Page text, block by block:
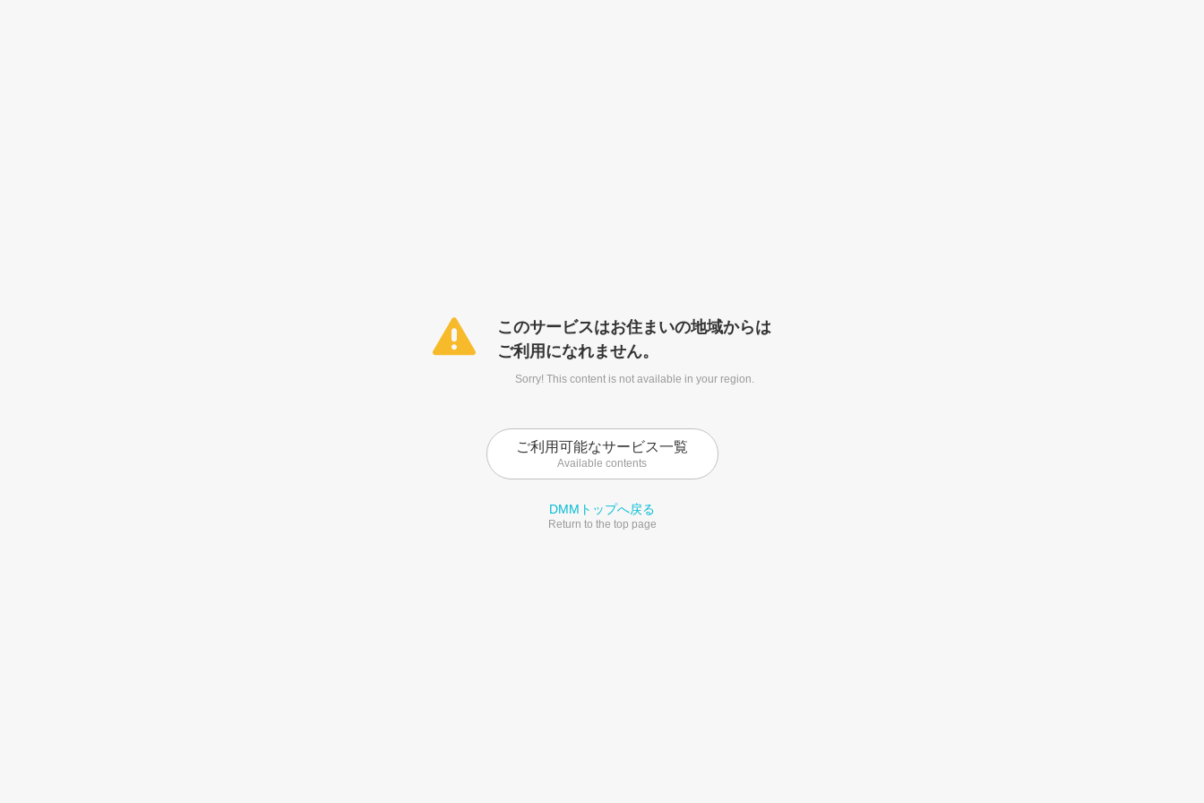
このサービスはお住まいの地域からは
ご利用になれません。
Sorry! This content is not available in your region.
ご利用可能なサービス一覧
Available contents
DMMトップへ戻る
Return to the top page